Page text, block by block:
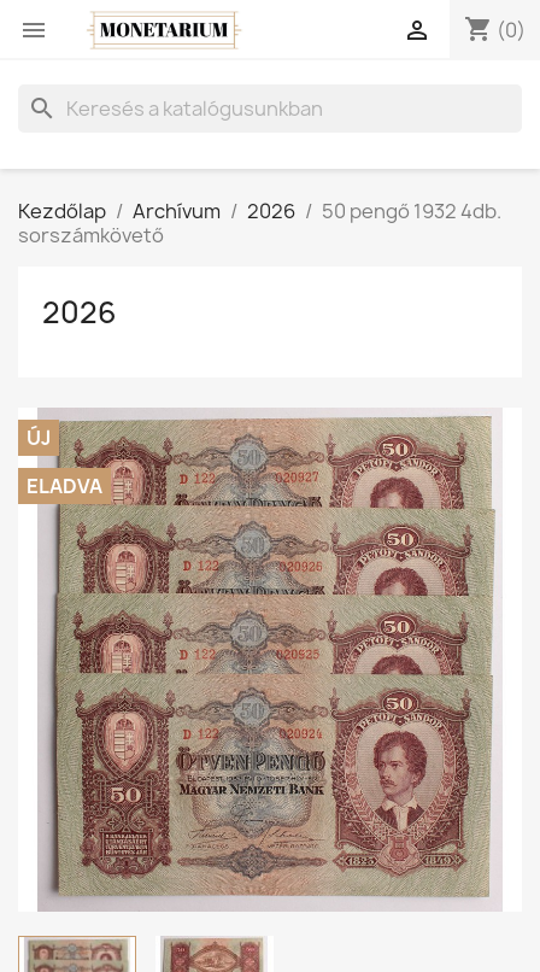
 shopping_cart (0)

search
Kezdőlap Archívum 2026
50 pengő 1932 4db.
sorszámkövető
2026
ÚJ
ELADVA